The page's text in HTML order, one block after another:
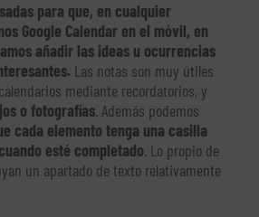
para que, en cualquier
Google Calendar en el móvil, en
añadir las ideas u ocurrencias
Las notas son muy útiles
mediante recordatorios, y
o fotografías. Además podemos
cada elemento tenga una casilla
esté completado. Lo propio de
un apartado de texto relativamente